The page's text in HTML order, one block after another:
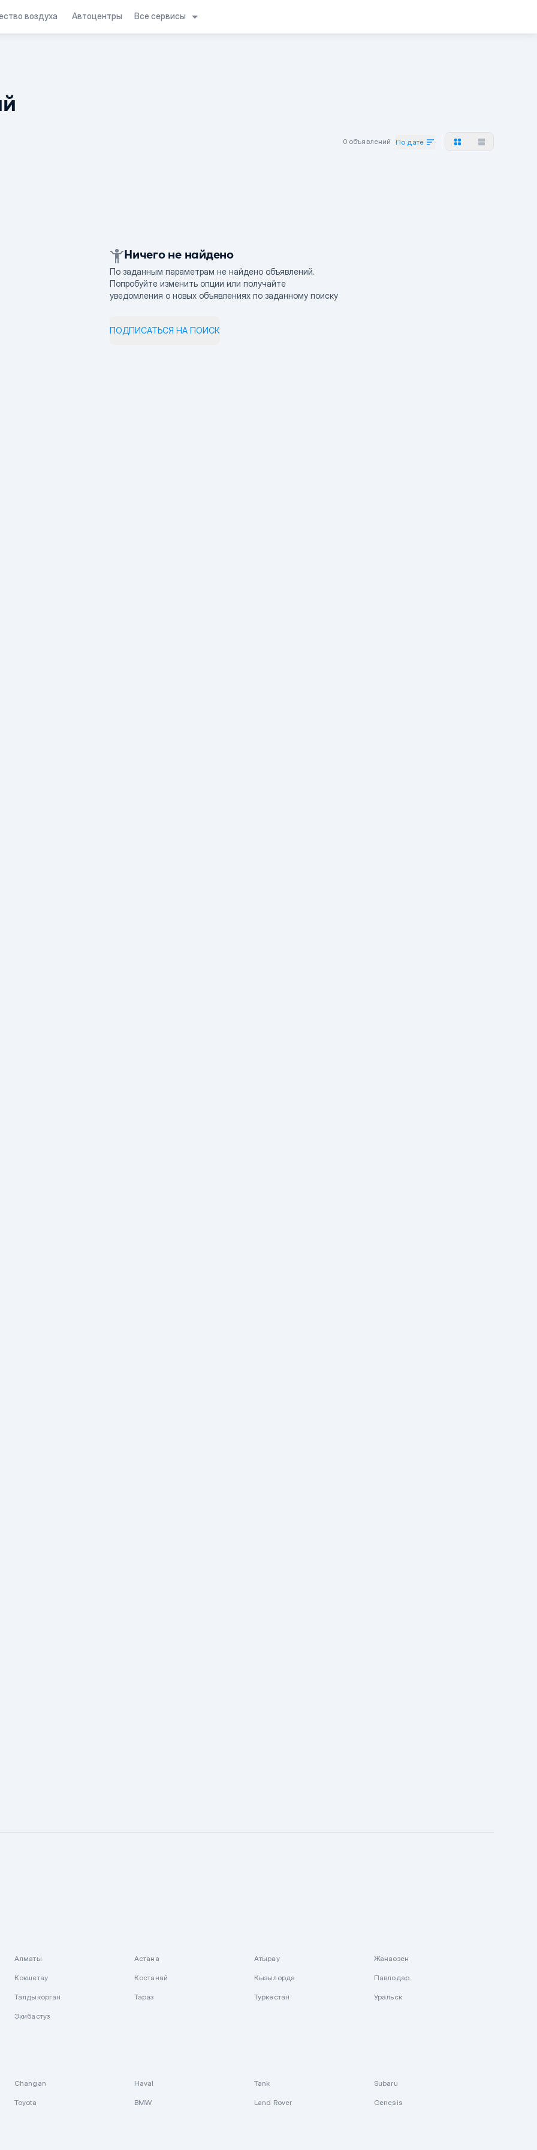
воздуха Автоцентры Все сервисы
0 объявлений По дате
Ничего не найдено
По заданным параметрам не найдено объявлений.
Попробуйте изменить опции или получайте
уведомления о новых объявлениях по заданному поиску
ПОДПИСАТЬСЯ НА ПОИСК
Алматы Астана Атырау Жанаозен
Кокшетау Костанай Кызылорда Павлодар
Талдыкорган Тараз Туркестан Уральск
Экибастуз
Changan Haval Tank Subaru
Toyota BMW Land Rover Genesis